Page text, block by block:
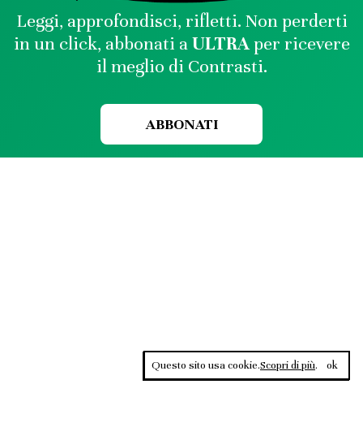
Leggi, approfondisci, rifletti. Non perderti
in un click, abbonati aULTRAper ricevere
il meglio di Contrasti.
ABBONATI
Questo sito usa cookie.Scopri di più. ok